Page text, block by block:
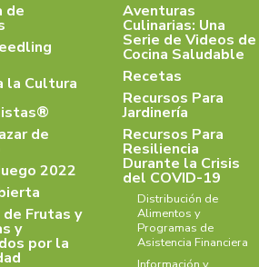
de
la Cultura
de
2022
Frutas y
y
por la
Aventuras
Culinarias: Una
Serie de Videos de
Cocina Saludable
Recetas
Recursos Para
Jardinería
Recursos Para
Resiliencia
Durante la Crisis
del COVID-19
Distribución de
Alimentos y
Programas de
Asistencia Financiera